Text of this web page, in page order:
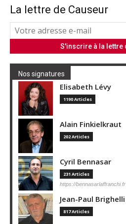
La lettre de Causeur
Nos signatures
Elisabeth Lévy
1190 Articles
Alain Finkielkraut
202 Articles
Cyril Bennasar
231 Articles
https://bennasarlaffranchi.fr
Jean-Paul Brighelli
817 Articles